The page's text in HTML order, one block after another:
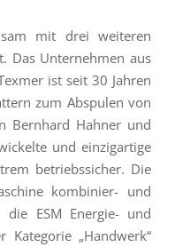
mit drei weiteren
Das Unternehmen aus
ist seit 30 Jahren
zum Abspulen von
Bernhard Hahner und
und einzigartige
betriebssicher. Die
kombinier- und
ESM Energie- und
„Handwerk“